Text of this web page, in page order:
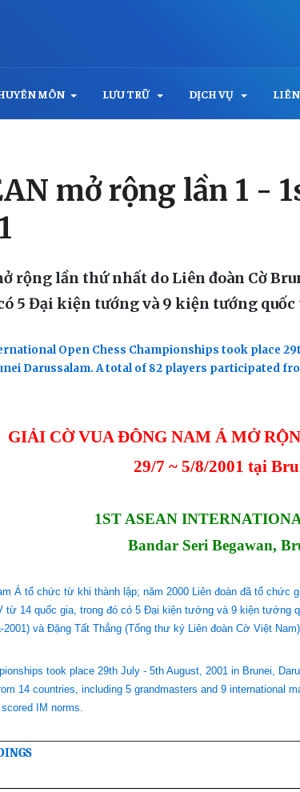
MÔN LƯU TRỮ DỊCH VỤ
mở rộng lần 1 -
rộng lần thứ nhất do Liên đoàn Cờ
5 Đại kiện tướng và 9 kiện tướng quốc
Open Chess Championships took place
Darussalam. A total of 82 players participated
GIẢI CỜ VUA ĐÔNG NAM Á MỞ
29/7 ~ 5/8/2001 tại
1ST ASEAN
Bandar Seri Begawan,
Á tổ chức từ khi thành lập; năm 2000 Liên đoàn đã tổ chức
14 quốc gia, trong đó có 5 Đại kiện tướng và 9 kiện tướng
và Đặng Tất Thắng (Tổng thư ký Liên đoàn Cờ Việt
took place 29th July - 5th August, 2001 in Brunei,
14 countries, including 5 grandmasters and 9
IM norms.